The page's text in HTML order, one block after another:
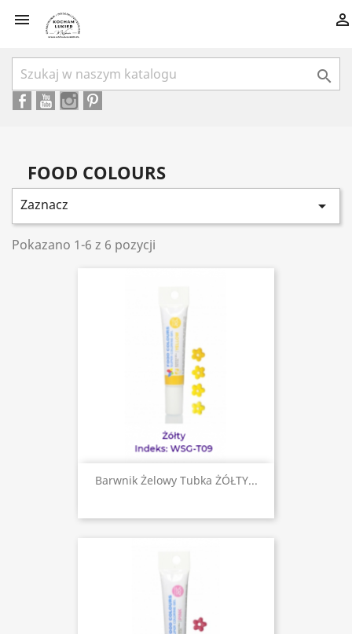
 

FOOD COLOURS
Zaznacz 
Pokazano 1-6 z 6 pozycji
Barwnik Żelowy Tubka ŻÓŁTY...